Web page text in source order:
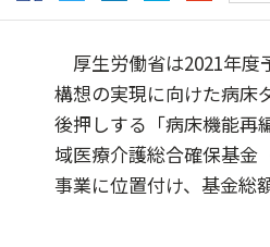
厚生労働省は2021年度
構想の実現に向けた病床
後押しする「病床機能再
域医療介護総合確保基金
事業に位置付け、基金総